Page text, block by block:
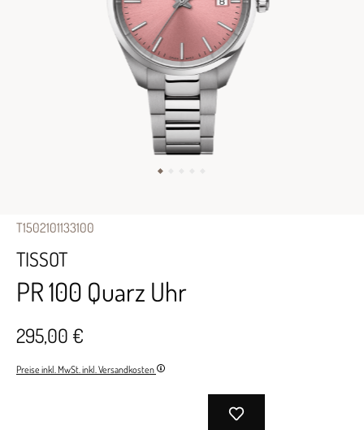
T1502101133100
TISSOT
PR 100 Quarz Uhr
295,00 €
Preise inkl. MwSt. inkl. Versandkosten